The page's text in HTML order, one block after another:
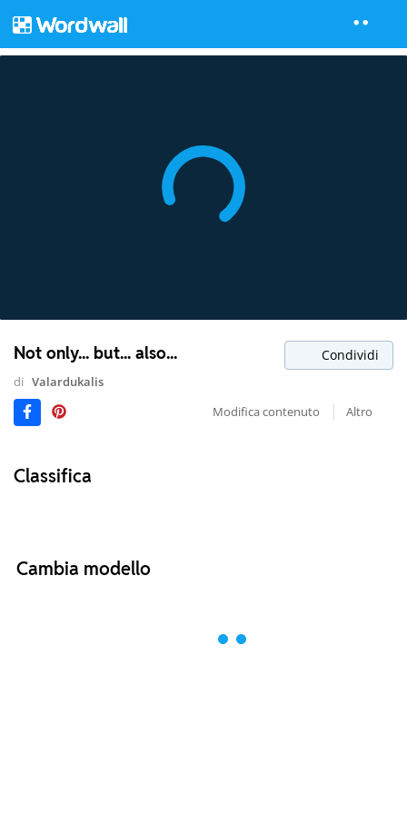
Not only... but... also... Condividi
di Valardukalis
Modifica contenuto
Altro
Classifica
Cambia modello